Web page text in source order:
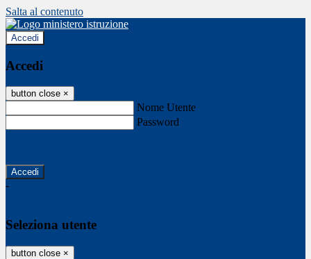
Salta al contenuto
Accedi
Accedi
button close ×
Nome Utente
Password
-
Seleziona utente
button close ×